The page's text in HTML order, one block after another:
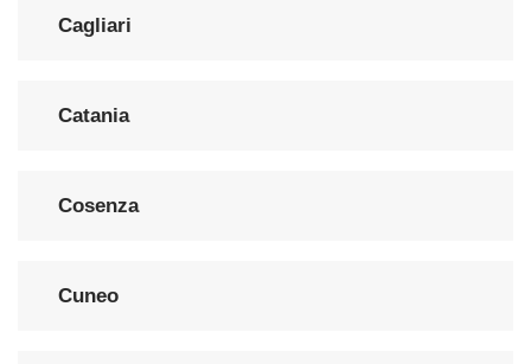
Cagliari
Catania
Cosenza
Cuneo